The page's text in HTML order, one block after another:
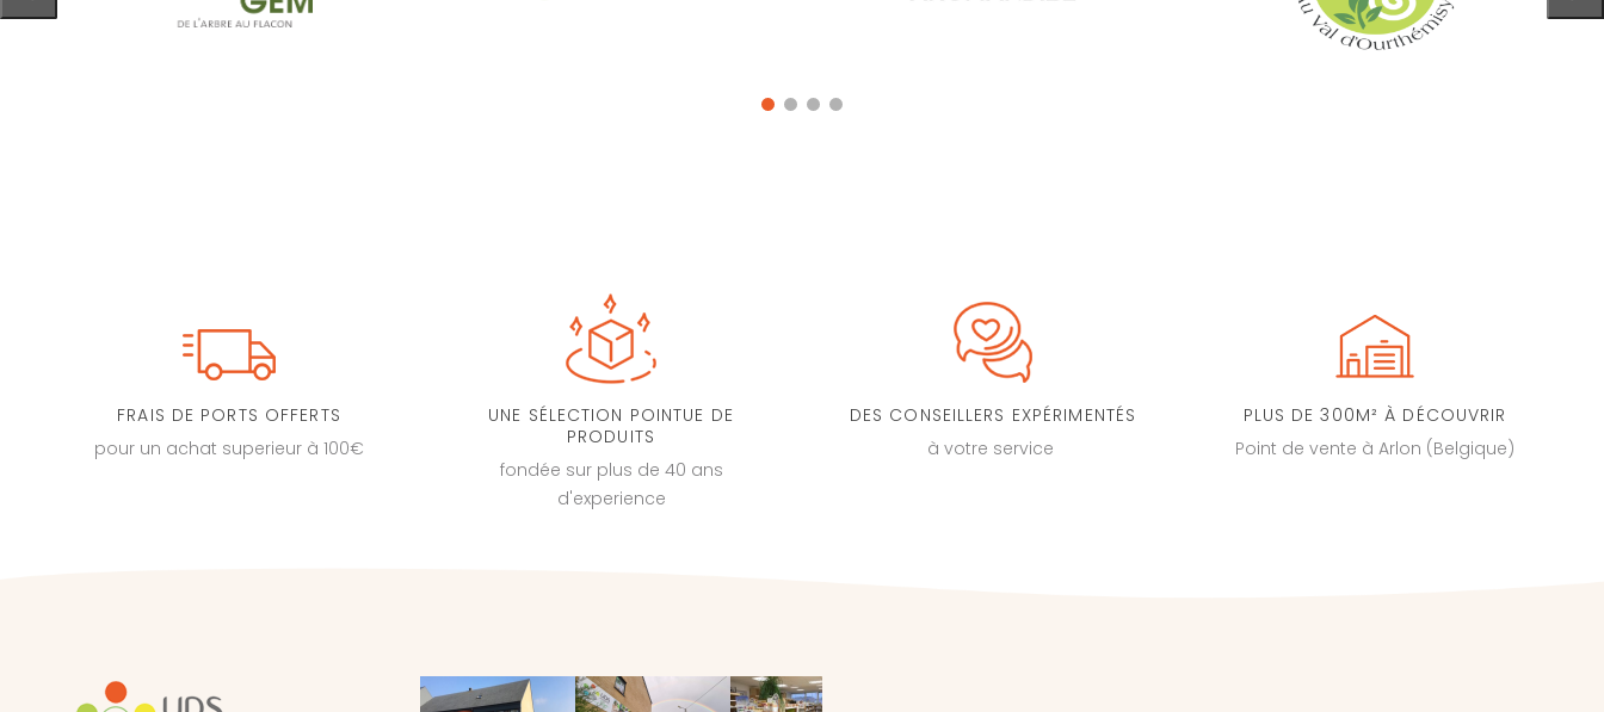
FRAIS DE PORTS OFFERTS
pour un achat superieur à 100€
UNE SÉLECTION POINTUE DE
PRODUITS
fondée sur plus de 40 ans
d'experience
DES CONSEILLERS EXPÉRIMENTÉS
à votre service
PLUS DE 300M² À DÉCOUVRIR
Point de vente à Arlon (Belgique)